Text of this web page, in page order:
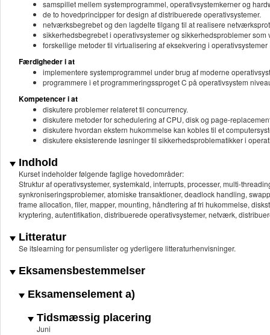
samspillet mellem systemprogrammel, operativsystemkerner og
de to hovedprincipper for design af distribuerede operativsystemer.
netværksbegrebet og den lagdelte tilgang til at realisere
sikkerhedsbegrebet i operativsystemer og sikkerhedsproblemer som
forskellige metoder til virtualisering af eksekvering i
Færdigheder i at
implementere systemprogrammel under brug af moderne
programmere i et programmeringssproget C på operativsystem
Kompetencer i at
diskutere problemer relateret til concurrency.
diskutere metoder for schedulering af CPU, disk og page-
diskutere hvordan ekstern hukommelse kan kobles til et
diskutere eksisterende løsninger til sikkerhedsproblematikker i
Indhold
Kurset indeholder følgende faglige hovedområder:
Struktur af operativsystemer, systemkald, interrupts, processer, multi-
synkroniseringsproblemer, atomiske transaktioner, deadlock handling,
frame allocation, filer, mapper, mounting, håndtering af fri hukommelse,
kryptering, autentifikation, distribuerede operativsystemer, netværk,
Litteratur
Se itslearning for pensumlister og yderligere litteraturhenvisninger.
Eksamensbestemmelser
Eksamenselement a)
Tidsmæssig placering
Juni